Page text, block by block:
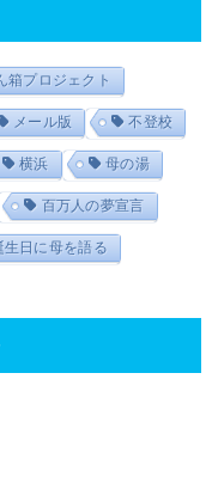
箱プロジェクト
メール版 不登校
横浜 母の湯
百万人の夢宣言
生日に母を語る